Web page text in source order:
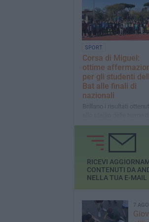
SPORT
Corsa di Miguel:
ottime
per gli studenti
Bat alle finali di
nazionali
Brillano i risultati
Caracalla di Roma,
al compianto telecronista
"Nando Martellini"
RICEVI
CONTENUTI DA
NELLA TUA E-MAIL
7